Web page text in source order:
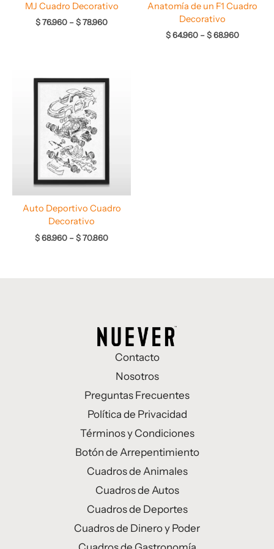
MJ Cuadro Decorativo
$76.960 –$78.960
Anatomía de un F1 Cuadro
Decorativo
$64.960 –$68.960
Auto Deportivo Cuadro
Decorativo
$68.960 –$70.860
de
Contacto
Nosotros
Preguntas Frecuentes
Política de Privacidad
Términos y Condiciones
Botón de Arrepentimiento
Cuadros de Animales
Cuadros de Autos
Cuadros de Deportes
Cuadros de Dinero y Poder